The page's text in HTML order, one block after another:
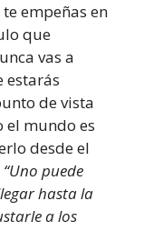
te empeñas en
que
vas a
estarás
de vista
mundo es
desde el
“Uno puede
hasta la
a los